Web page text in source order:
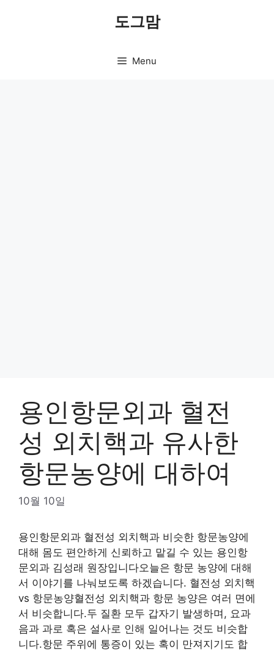
도그맘
Menu
용인항문외과 혈전
성 외치핵과 유사한
항문농양에 대하여
10월 10일
용인항문외과 혈전성 외치핵과 비슷한 항문농양에
대해 몸도 편안하게 신뢰하고 맡길 수 있는 용인항
문외과 김성래 원장입니다오늘은 항문 농양에 대해
서 이야기를 나눠보도록 하겠습니다. 혈전성 외치핵
vs 항문농양혈전성 외치핵과 항문 농양은 여러 면에
서 비슷합니다.두 질환 모두 갑자기 발생하며, 요과
음과 과로 혹은 설사로 인해 일어나는 것도 비슷합
니다.항문 주위에 통증이 있는 혹이 만져지기도 합